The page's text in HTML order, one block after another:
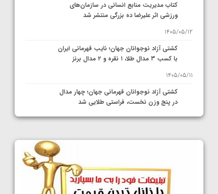
کتاب مدیریت منابع انسانی در سازمان‌های
ورزشی اثر علیرضا ده بزرگی منتشر شد
1405/05/12
کشتی آزاد نوجوانان جهان؛ نایب قهرمانی ایران
با کسب ۳ مدال طلا، ۱ نقره و ۲ مدال برنز
1405/05/11
کشتی آزاد نوجوانان قهرمانی جهان؛ چهار مدال
در پنج وزن نخست، فراستی طلایی شد
1405/05/11
کشتی آزاد نوجوانان جهان؛ رقبای نمایندگان
ایران مشخص شدند